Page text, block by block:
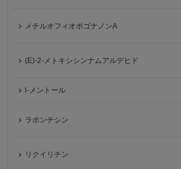
メチルオフィオポゴナノンA
(E)-2-メトキシシンナムアルデヒド
l-メントール
ラポンチシン
リクイリチン